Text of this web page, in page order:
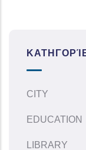
CITY
EDUCATION
LIBRARY